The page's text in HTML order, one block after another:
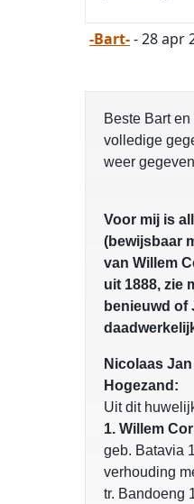
-Bart-- 28 apr
Beste Bart
volledige
weer
Voor mij is
(bewijsbaar
van Willem
uit 1888, zie
benieuwd of
Nicolaas
Hogezand:
Uit dit
1. Willem
geb. Batavia
verhouding
tr. Bandoeng